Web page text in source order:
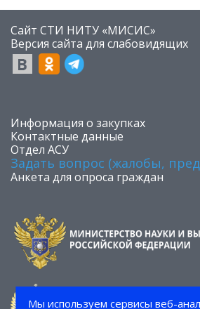
Мы используем сервисы веб-
Сайт СТИ НИТУ «МИСИС»
​Версия сайта для слабовидящих
​Информация о закупках
Контактные данные
Отдел АСУ
Задать вопрос (жалобы,
Анкета для опроса граждан